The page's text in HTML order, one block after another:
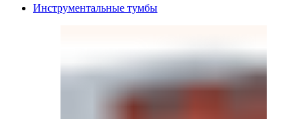
Инструментальные тумбы